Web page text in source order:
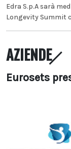
Edra S.p.A sarà
Longevity Summit
AZIENDE
Eurosets